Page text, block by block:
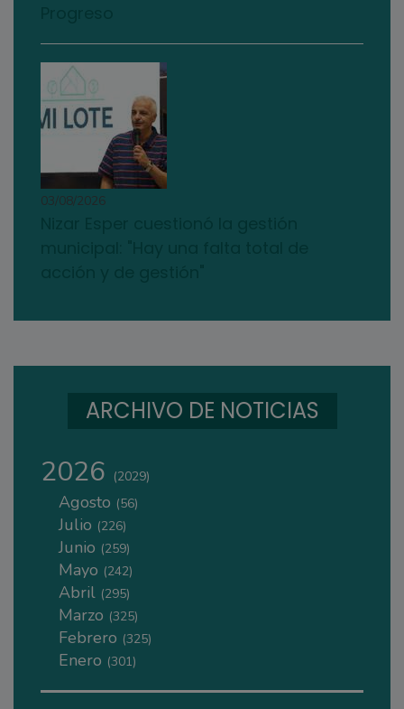
03/08/2026
ARCHIVO DE NOTICIAS
2026 (2029)
Agosto (56)
Julio (226)
Junio (259)
Mayo (242)
Abril (295)
Marzo (325)
Febrero (325)
Enero (301)